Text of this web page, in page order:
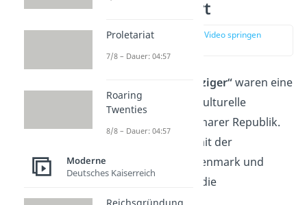
einfach erklärt
zur Stelle im Video springen
„Goldenen Zwanziger“waren eine
wirtschaftliche und kulturelle
in der Weimarer Republik.
Sie begannen 1924 mit der
Einführung der Rentenmark und
endeten 1929 durch die
Weltwirtschaftskrise.
Proletariat
7/8 – Dauer: 04:57
Roaring
Twenties
8/8 – Dauer: 04:57
Moderne
Deutsches Kaiserreich
Reichsgründung